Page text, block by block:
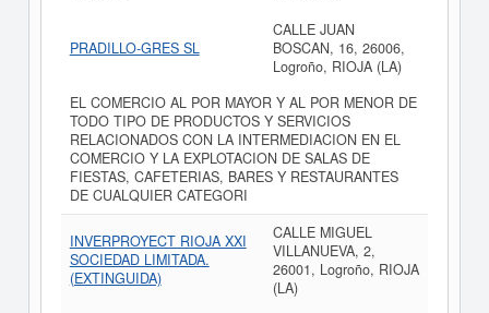
PRADILLO-GRES SL
CALLE JUAN
BOSCAN, 16, 26006,
Logroño, RIOJA (LA)
EL COMERCIO AL POR MAYOR Y AL POR MENOR DE
TODO TIPO DE PRODUCTOS Y SERVICIOS
RELACIONADOS CON LA INTERMEDIACION EN EL
COMERCIO Y LA EXPLOTACION DE SALAS DE
FIESTAS, CAFETERIAS, BARES Y RESTAURANTES
DE CUALQUIER CATEGORI
INVERPROYECT RIOJA XXI
SOCIEDAD LIMITADA.
(EXTINGUIDA)
CALLE MIGUEL
VILLANUEVA, 2,
26001, Logroño, RIOJA
(LA)